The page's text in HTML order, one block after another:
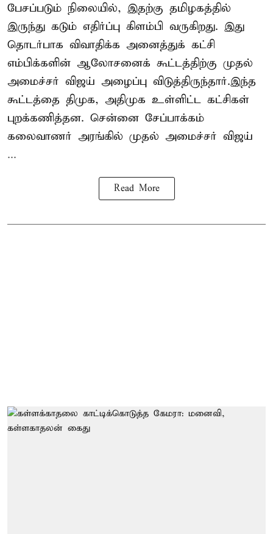
பேசப்படும் நிலையில், இதற்கு தமிழகத்தில்
இருந்து கடும் எதிர்ப்பு கிளம்பி வருகிறது. இது
தொடர்பாக விவாதிக்க அனைத்துக் கட்சி
எம்பிக்களின் ஆலோசனைக் கூட்டத்திற்கு முதல்
அமைச்சர் விஜய் அழைப்பு விடுத்திருந்தார்.இந்த
கூட்டத்தை திமுக, அதிமுக உள்ளிட்ட கட்சிகள்
புறக்கணித்தன. சென்னை சேப்பாக்கம்
கலைவாணர் அரங்கில் முதல் அமைச்சர் விஜய்
...
Read More